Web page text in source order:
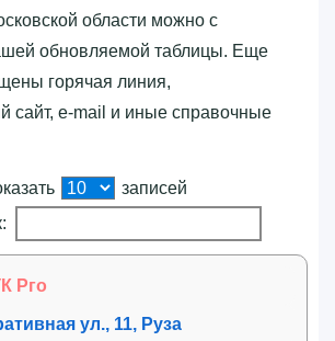
области можно с
обновляемой таблицы. Еще
горячая линия,
сайт, e-mail и иные справочные
записей
Рго
ул., 11, Руза